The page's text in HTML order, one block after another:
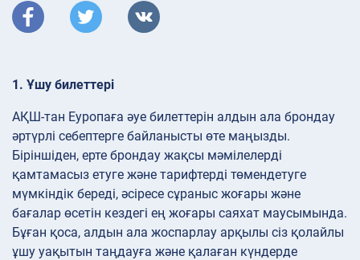
1. Ұшу билеттері
АҚШ-тан Еуропаға әуе билеттерін алдын ала брондау
әртүрлі себептерге байланысты өте маңызды.
Біріншіден, ерте брондау жақсы мәмілелерді
қамтамасыз етуге және тарифтерді төмендетуге
мүмкіндік береді, әсіресе сұраныс жоғары және
бағалар өсетін кездегі ең жоғары саяхат маусымында.
Бұған қоса, алдын ала жоспарлау арқылы сіз қолайлы
ұшу уақытын таңдауға және қалаған күндерде